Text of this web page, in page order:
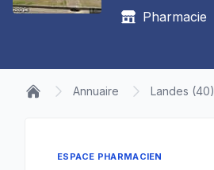
Pharmacie
Annuaire Landes (40)
ESPACE PHARMACIEN